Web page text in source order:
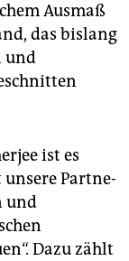
Ausmaß
das bislang
und
ist es
unsere Part­ne­
und
Dazu zählt